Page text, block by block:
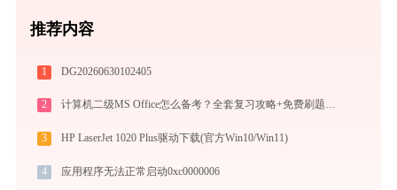
推荐内容
1 DG20260630102405
2 计算机二级MS Office怎么备考？全套复习攻略+免费刷题工具推荐
3 HP LaserJet 1020 Plus驱动下载(官方Win10/Win11)
4 应用程序无法正常启动0xc0000006